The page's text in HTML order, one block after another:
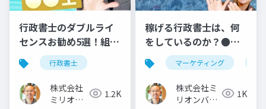
行政書士のダブルライ
センスお勧め5選！組み
合わせるなら、この資
格
行政書士
株式会社
ミリオン
1.2K
稼げる行政書士は、何
をしているのか？●●
業務がお勧めの理由
マーケティング
株式会社ミ
リオンバリ
1K